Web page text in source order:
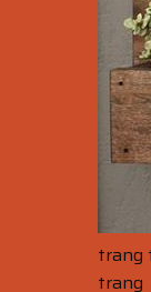
trang
trang